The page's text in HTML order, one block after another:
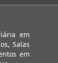
em
Salas
em